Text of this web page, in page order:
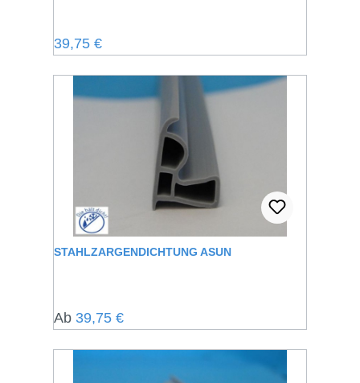
Regulärer Preis:
39,75 €
STAHLZARGENDICHTUNG ASUN
Regulärer Preis:
Ab 39,75 €